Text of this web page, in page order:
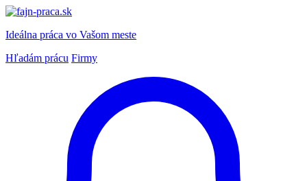
Ideálna práca vo Vašom meste
Hľadám prácu Firmy